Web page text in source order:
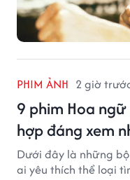
PHIM ẢNH 2 giờ
9 phim Hoa
hợp đáng xem
Dưới đây là những
ai yêu thích thể loại